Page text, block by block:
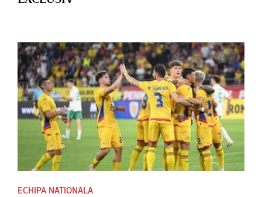
ECHIPA NATIONALA